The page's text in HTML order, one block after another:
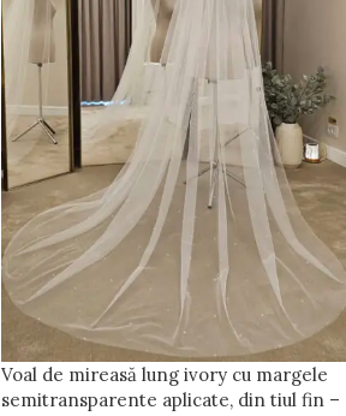
Voal de mireasă lung ivory cu margele
semitransparente aplicate, din tiul fin –